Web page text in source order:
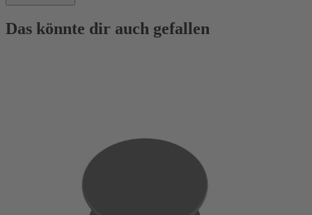
Das könnte dir auch gefallen